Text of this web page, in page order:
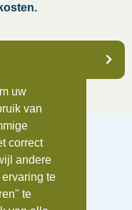
742655
KvK:84734876
uw
van
correct
andere
te
te